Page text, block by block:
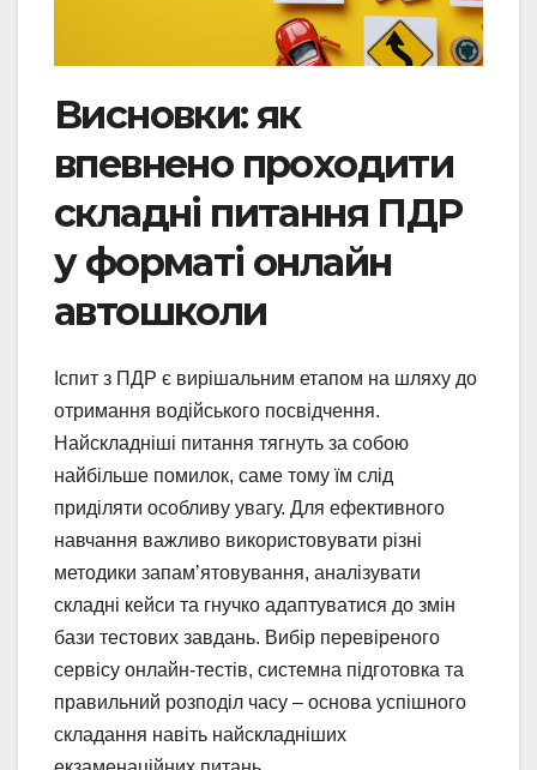
Висновки: як
впевнено проходити
складні питання ПДР
у форматі онлайн
автошколи
Іспит з ПДР є вирішальним етапом на шляху до
отримання водійського посвідчення.
Найскладніші питання тягнуть за собою
найбільше помилок, саме тому їм слід
приділяти особливу увагу. Для ефективного
навчання важливо використовувати різні
методики запам’ятовування, аналізувати
складні кейси та гнучко адаптуватися до змін
бази тестових завдань. Вибір перевіреного
сервісу онлайн-тестів, системна підготовка та
правильний розподіл часу – основа успішного
складання навіть найскладніших